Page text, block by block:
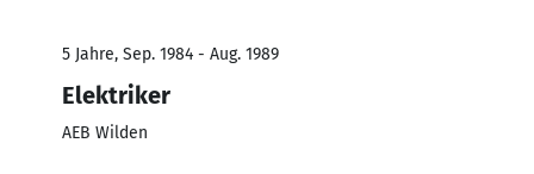
5 Jahre, Sep. 1984 - Aug. 1989
Elektriker
AEB Wilden